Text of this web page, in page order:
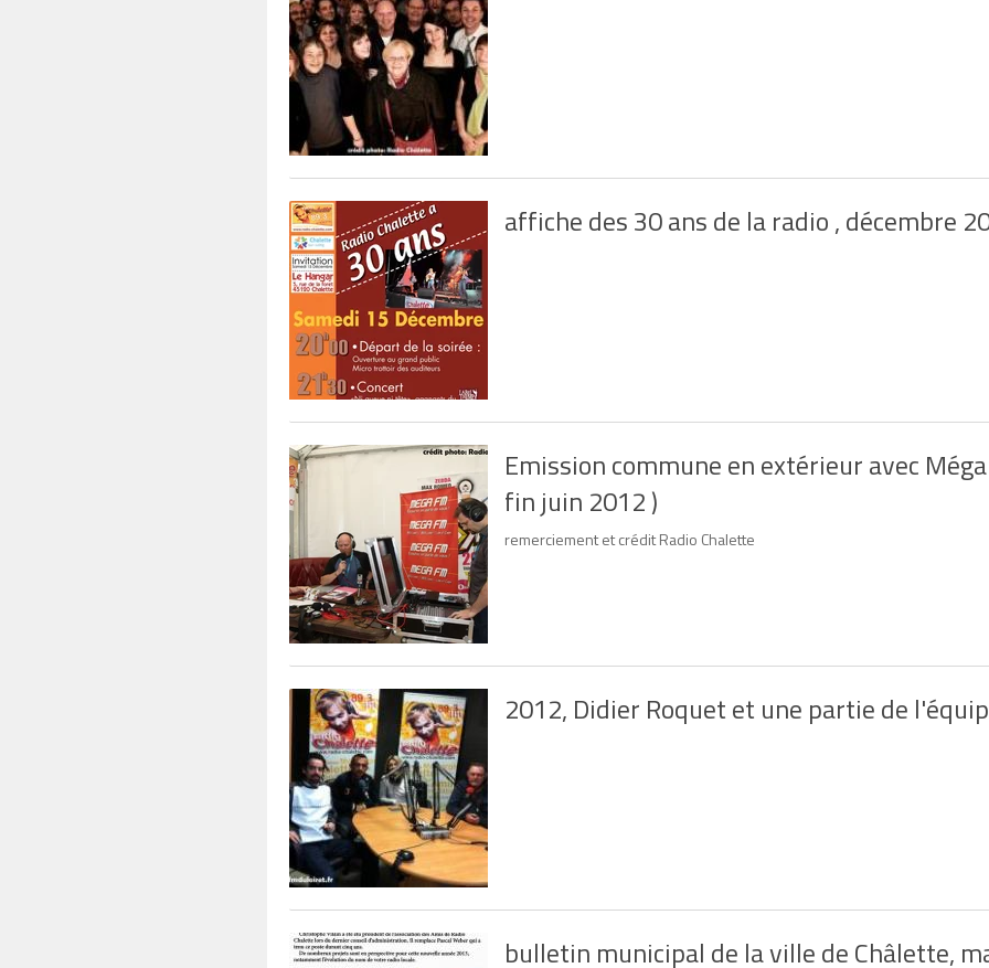
affiche des 30 ans de la radio , décembre
Emission commune en extérieur avec
fin juin 2012 )
remerciement et crédit Radio Chalette
2012, Didier Roquet et une partie de
bulletin municipal de la ville de Châlette,